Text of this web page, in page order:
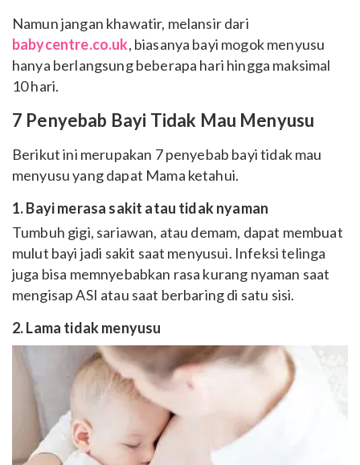
Namun jangan khawatir, melansir dari
babycentre.co.uk, biasanya bayi mogok menyusu
hanya berlangsung beberapa hari hingga maksimal
10 hari.
7 Penyebab Bayi Tidak Mau Menyusu
Berikut ini merupakan 7 penyebab bayi tidak mau
menyusu yang dapat Mama ketahui.
1. Bayi merasa sakit atau tidak nyaman
Tumbuh gigi, sariawan, atau demam, dapat membuat
mulut bayi jadi sakit saat menyusui. Infeksi telinga
juga bisa memnyebabkan rasa kurang nyaman saat
mengisap ASI atau saat berbaring di satu sisi.
2. Lama tidak menyusu